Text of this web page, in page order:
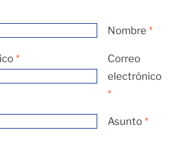
Nombre *
*
Correo
electrónico
*
Asunto *